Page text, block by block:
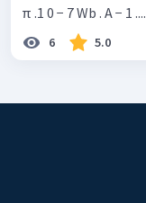
π .1 0 − 7 Wb . A − 1 ....
6 5.0